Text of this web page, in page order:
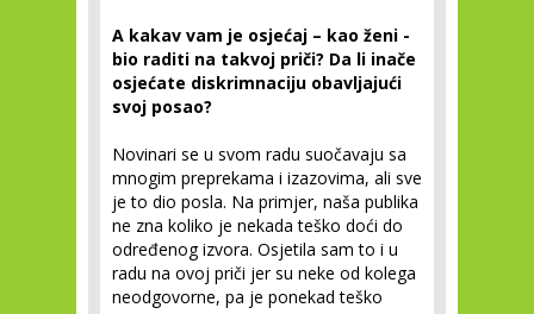
A kakav vam je osjećaj – kao ženi -
bio raditi na takvoj priči? Da li inače
osjećate diskrimnaciju obavljajući
svoj posao?
Novinari se u svom radu suočavaju sa
mnogim preprekama i izazovima, ali sve
je to dio posla. Na primjer, naša publika
ne zna koliko je nekada teško doći do
određenog izvora. Osjetila sam to i u
radu na ovoj priči jer su neke od kolega
neodgovorne, pa je ponekad teško